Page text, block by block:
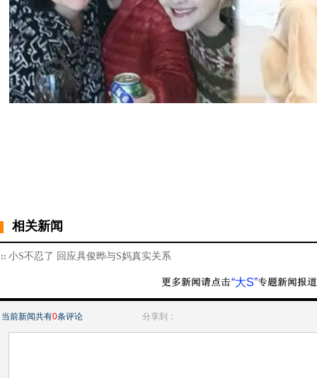
相关新闻
小S不忍了 回应具俊晔与S妈真实关系
“大S”
当前新闻共有0条评论 分享到：